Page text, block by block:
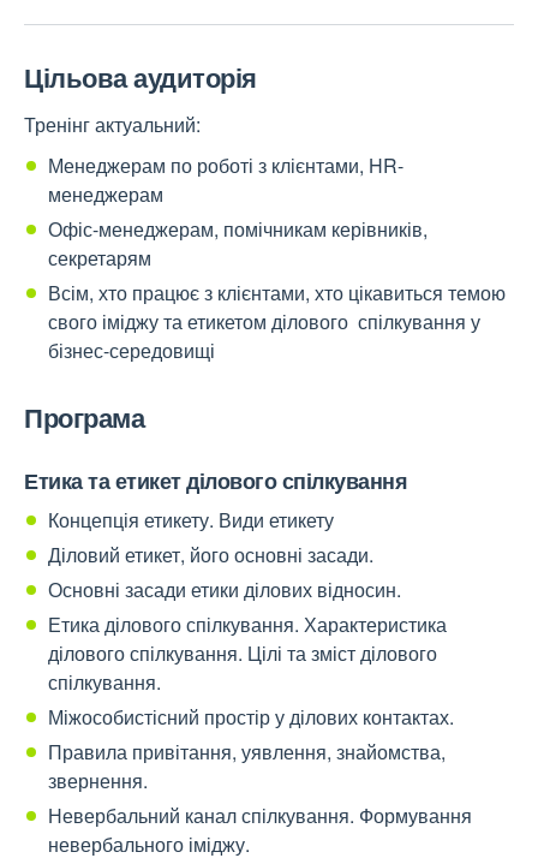
Цільова аудиторія
Тренінг актуальний:
Менеджерам по роботі з клієнтами, HR-
менеджерам
Офіс-менеджерам, помічникам керівників,
секретарям
Всім, хто працює з клієнтами, хто цікавиться темою
свого іміджу та етикетом ділового спілкування у
бізнес-середовищі
Програма
Етика та етикет ділового спілкування
Концепція етикету. Види етикету
Діловий етикет, його основні засади.
Основні засади етики ділових відносин.
Етика ділового спілкування. Характеристика
ділового спілкування. Цілі та зміст ділового
спілкування.
Міжособистісний простір у ділових контактах.
Правила привітання, уявлення, знайомства,
звернення.
Невербальний канал спілкування. Формування
невербального іміджу.